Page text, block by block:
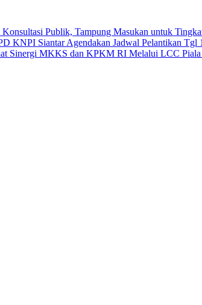
Publik, Tampung Masukan untuk
KNPI Siantar Agendakan Jadwal Pelantikan Tgl
Sinergi MKKS dan KPKM RI Melalui LCC